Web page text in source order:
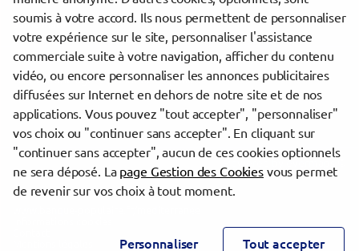
Saint-Malo
Trouver une agence Banque Populaire
Manche
Granville
evermaps ©
soumis à votre accord. Ils nous permettent de personnaliser
votre expérience sur le site, personnaliser l'assistance
commerciale suite à votre navigation, afficher du contenu
vidéo, ou encore personnaliser les annonces publicitaires
diffusées sur Internet en dehors de notre site et de nos
applications. Vous pouvez "tout accepter", "personnaliser"
vos choix ou "continuer sans accepter". En cliquant sur
"continuer sans accepter", aucun de ces cookies optionnels
ne sera déposé. La page Gestion des Cookiesvous permet
de revenir sur vos choix à tout moment.
Personnaliser Tout accepter